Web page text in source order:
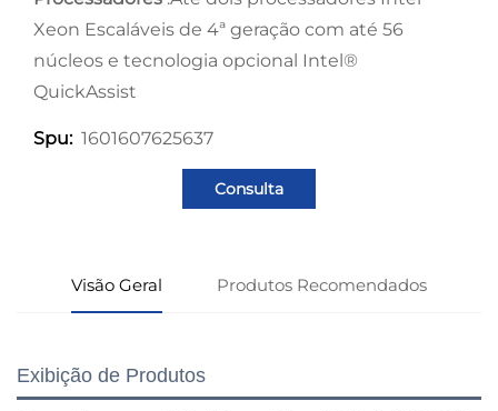
Xeon Escaláveis de 4ª geração com até 56
núcleos e tecnologia opcional Intel®
QuickAssist
Spu: 1601607625637
Consulta
Visão Geral Produtos Recomendados
Exibição de Produtos